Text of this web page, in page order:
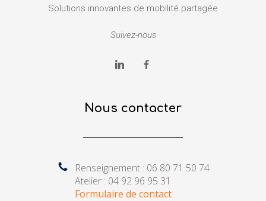
Solutions innovantes de mobilité partagée
Suivez-nous
Nous contacter
Renseignement : 06 80 71 50 74
Atelier : 04 92 96 95 31
Formulaire de contact